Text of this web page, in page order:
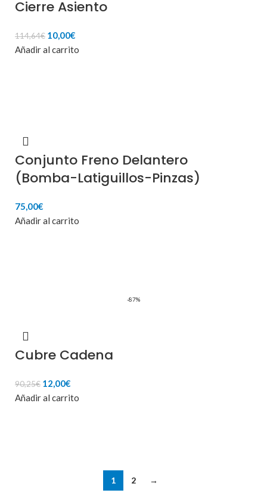
Cierre Asiento
114,64€ El
precio
10,00€
precio
Añadir al carrito
Conjunto Freno Delantero
(Bomba-Latiguillos-Pinzas)
75,00€
Añadir al carrito
-87%
Cubre Cadena
90,25€ El
precio
12,00€
precio
Añadir al carrito
1 2 →